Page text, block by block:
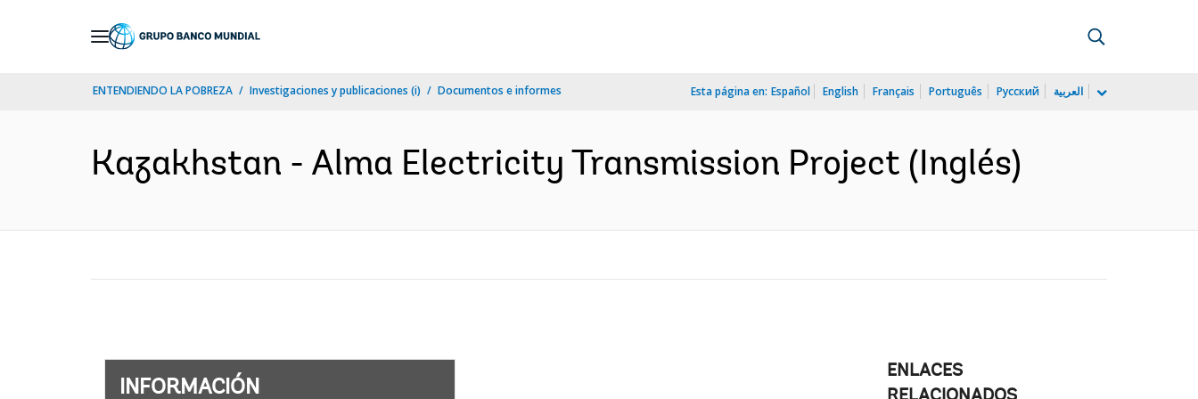
ENTENDIENDO LA POBREZA Investigaciones y publicaciones (i) Documentos e informes Esta página en: Español English Français Português Русский العربية
Kazakhstan - Alma Electricity Transmission Project (Inglés)
INFORMACIÓN
ENLACES